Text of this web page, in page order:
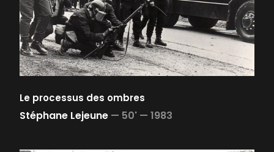
Le processus des ombres
Stéphane Lejeune — 50' — 1983